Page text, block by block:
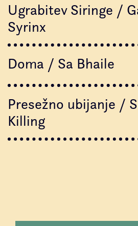
Ugrabitev Siringe /
Syrinx
Doma / Sa Bhaile
Presežno ubijanje /
Killing